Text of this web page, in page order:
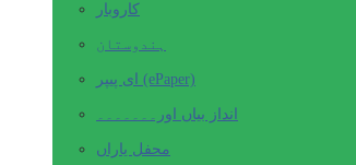
کاروبار
ہندوستان
ای پیپر (ePaper)
انداز بیاں اور۔۔۔۔۔۔۔
محفل یاراں